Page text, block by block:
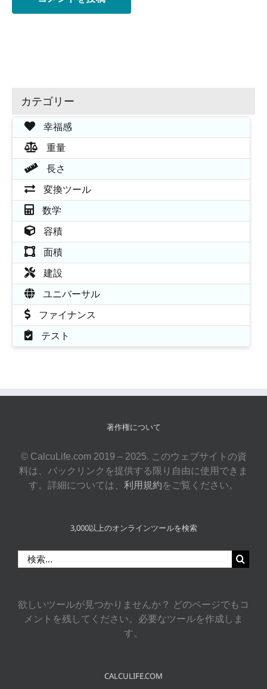
カテゴリー
幸福感
重量
長さ
変換ツール
数学
容積
面積
建設
ユニバーサル
ファイナンス
テスト
著作権について
© CalcuLife.com 2019 – 2025. このウェブサイトの資
料は、バックリンクを提供する限り自由に使用できま
す。詳細については、 利用規約をご覧ください。
3,000以上のオンラインツールを検索
索
欲しいツールが見つかりませんか？ どのページでもコ
メントを残してください。必要なツールを作成しま
す。
CALCULIFE.COM